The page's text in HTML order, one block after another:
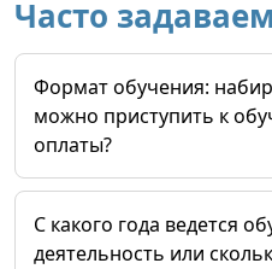
Часто
Формат обучения:
можно приступить к
оплаты?
C какого года ведется
деятельность или